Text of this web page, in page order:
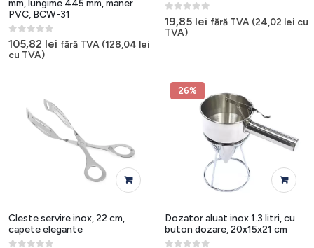
mm, lungime 445 mm, maner
PVC, BCW-31
0out of 5
105,82 lei fără TVA (128,04 lei
cu TVA)
0out of 5
19,85 lei fără TVA (24,02 lei cu
TVA)
Cleste servire inox, 22 cm,
capete elegante
26%
Dozator aluat inox 1.3 litri, cu
buton dozare, 20x15x21 cm